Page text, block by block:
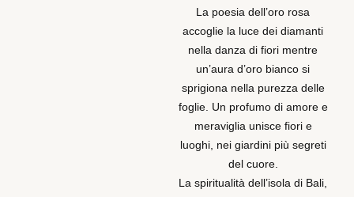
La poesia dell’oro rosa
accoglie la luce dei diamanti
nella danza di fiori mentre
un’aura d’oro bianco si
sprigiona nella purezza delle
foglie. Un profumo di amore e
meraviglia unisce fiori e
luoghi, nei giardini più segreti
del cuore.
La spiritualità dell’isola di Bali,